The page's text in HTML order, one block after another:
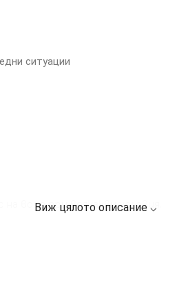
ситуации
вода при всякакви условия.